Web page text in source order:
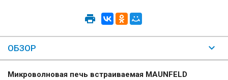
ОБЗОР
Микроволновая печь встраиваемая MAUNFELD